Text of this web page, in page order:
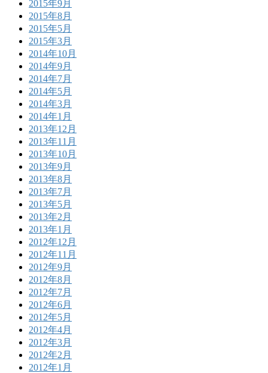
2015年9月
2015年8月
2015年5月
2015年3月
2014年10月
2014年9月
2014年7月
2014年5月
2014年3月
2014年1月
2013年12月
2013年11月
2013年10月
2013年9月
2013年8月
2013年7月
2013年5月
2013年2月
2013年1月
2012年12月
2012年11月
2012年9月
2012年8月
2012年7月
2012年6月
2012年5月
2012年4月
2012年3月
2012年2月
2012年1月